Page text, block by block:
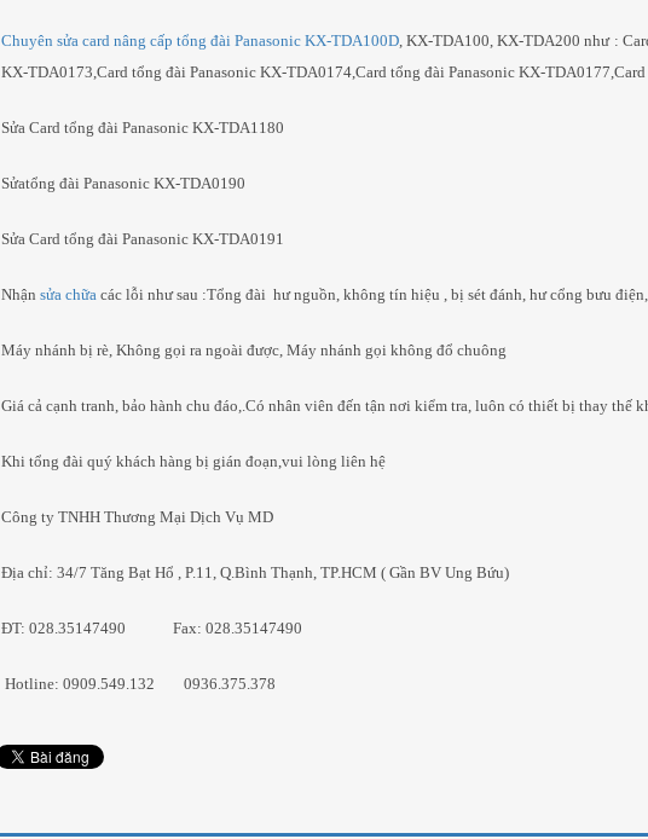
Điện Thoại IP Dinstar C60UP
680,000₫
CHI TIẾT
Tổng Đài IP Dinstar UC200
Chuyên sửa card nâng cấp tổng đài Panasonic KX-TDA100D, KX-TDA100, KX-TDA200 như :
KX-TDA0173,Card tổng đài Panasonic KX-TDA0174,Card tổng đài Panasonic KX-
Sửa Card tổng đài Panasonic KX-TDA1180
Sửatổng đài Panasonic KX-TDA0190
Sửa Card tổng đài Panasonic KX-TDA0191
Nhậnsửa chữa các lỗi như sau :Tổng đài hư nguồn, không tín hiệu , bị sét đánh, hư cổng bưu điện,
Máy nhánh bị rè, Không gọi ra ngoài được, Máy nhánh gọi không đổ chuông
Giá cả cạnh tranh, bảo hành chu đáo,.Có nhân viên đến tận nơi kiểm tra, luôn có thiết bị thay thế
Khi tổng đài quý khách hàng bị gián đoạn,vui lòng liên hệ
Công ty TNHH Thương Mại Dịch Vụ MD
Địa chỉ: 34/7 Tăng Bạt Hổ , P.11, Q.Bình Thạnh, TP.HCM ( Gần BV Ung Bứu)
ĐT: 028.35147490 Fax: 028.35147490
Hotline: 0909.549.132 0936.375.378